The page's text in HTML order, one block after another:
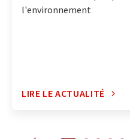
l'environnement
LIRE LE ACTUALITÉ